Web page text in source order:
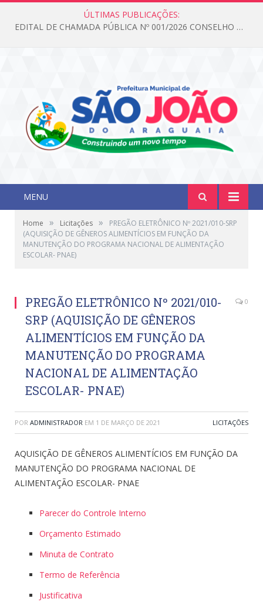
ÚLTIMAS PUBLICAÇÕES:
EDITAL DE CHAMADA PÚBLICA Nº 001/2026 CONSELHO DOS DIREITOS DA CRIANÇA E DO ADOLESCENTE
MENU
Home » Licitações »
PREGÃO ELETRÔNICO Nº 2021/010-SRP
(AQUISIÇÃO DE GÊNEROS ALIMENTÍCIOS EM FUNÇÃO DA
MANUTENÇÃO DO PROGRAMA NACIONAL DE ALIMENTAÇÃO
ESCOLAR- PNAE)
PREGÃO ELETRÔNICO Nº 2021/010-
SRP (AQUISIÇÃO DE GÊNEROS
ALIMENTÍCIOS EM FUNÇÃO DA
MANUTENÇÃO DO PROGRAMA
NACIONAL DE ALIMENTAÇÃO
ESCOLAR- PNAE)
0
POR ADMINISTRADOR EM 1 DE MARÇO DE 2021 LICITAÇÕES
AQUISIÇÃO DE GÊNEROS ALIMENTÍCIOS EM FUNÇÃO DA
MANUTENÇÃO DO PROGRAMA NACIONAL DE
ALIMENTAÇÃO ESCOLAR- PNAE
Parecer do Controle Interno
Orçamento Estimado
Minuta de Contrato
Termo de Referência
Justificativa